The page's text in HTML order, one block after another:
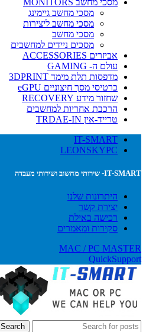
מסכי מחשב MONITORS
מסכי מחשב גיימינג
מסכי מחשב ליצירות
מסכי מחשב
מסכים ניידים למחשבים
אביזרים ACCESSORIES
עולם ה- GAMING
מדפסות תלת מימד 3DPRINT
כרטיסי מסך חיצוניים eGPU
שחזור מידע RECOVERY
הרכבת אחריות למחשבים
טרייד-אין TRDAE-IN
IT-SMART
LEONSKYPC
IT-SMART- שירותי מחשוב ושירותי מעבדה
היתרונות שלנו
יצירת קשר
רכישה באילת
סקירות ומאמרים
MAC / PC MASTER
QuickSupport
Search